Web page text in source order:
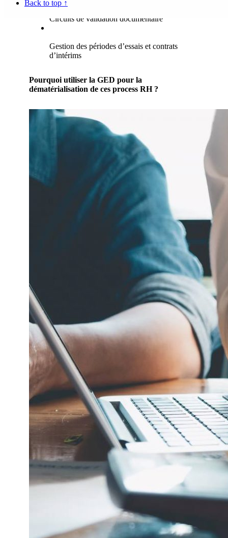
Back to top ↑
Circuits de validation documentaire
Gestion des périodes d’essais et contrats
d’intérims
Pourquoi utiliser la GED pour la
dématérialisation de ces process RH ?